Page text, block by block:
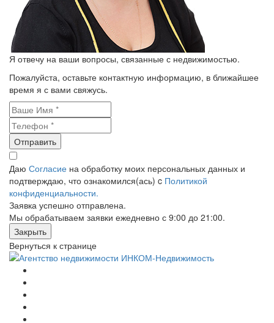
Я отвечу на ваши вопросы, связанные с недвижимостью.
Пожалуйста, оставьте контактную информацию, в ближайшее
время я с вами свяжусь.
Отправить
Даю Согласие на обработку моих персональных данных и
подтверждаю, что ознакомился(ась) c Политикой
конфиденциальности.
Заявка успешно отправлена.
Мы обрабатываем заявки ежедневно с 9:00 до 21:00.
Закрыть
Вернуться к странице